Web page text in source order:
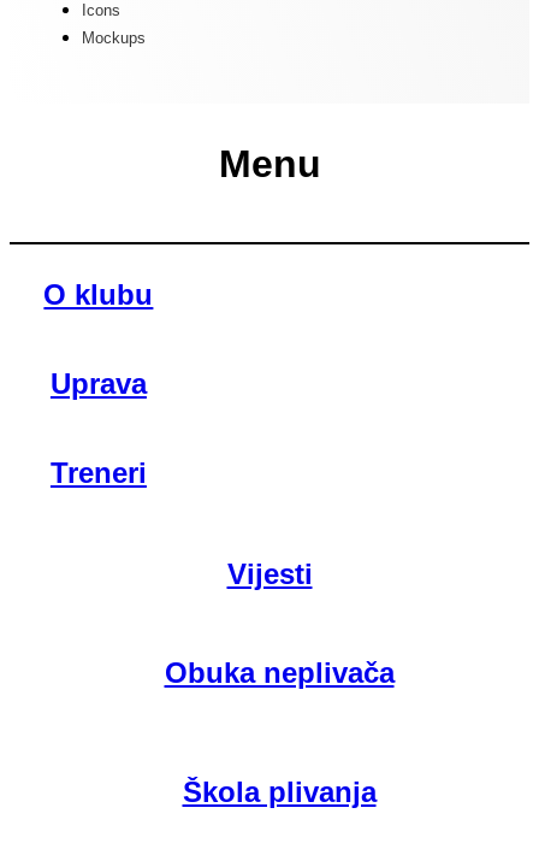
Icons
Mockups
Menu
O klubu
Uprava
Treneri
Vijesti
Obuka neplivača
Škola plivanja